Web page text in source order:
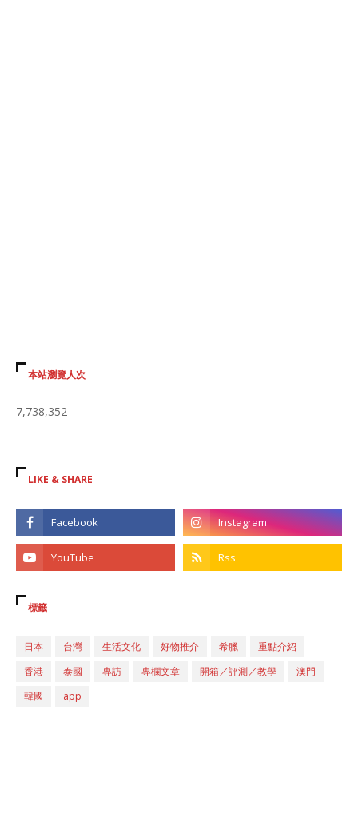
本站瀏覽人次
7,738,352
LIKE & SHARE
標籤
日本 台灣 生活文化 好物推介 希臘
重點介紹
香港
泰國 專訪 專欄文章 開箱／評測／教學
澳門
韓國
app